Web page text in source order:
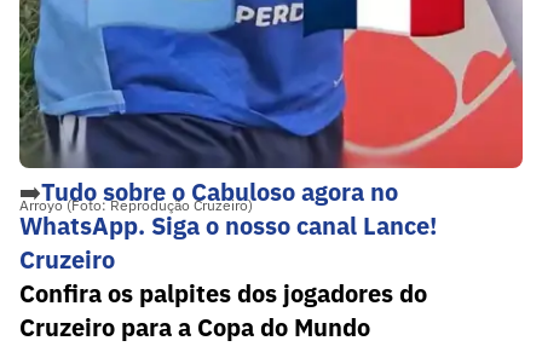
Arroyo (Foto: Reprodução Cruzeiro)
➡️Tudo sobre o Cabuloso agora no
WhatsApp. Siga o nosso canal Lance!
Cruzeiro
Confira os palpites dos jogadores do
Cruzeiro para a Copa do Mundo